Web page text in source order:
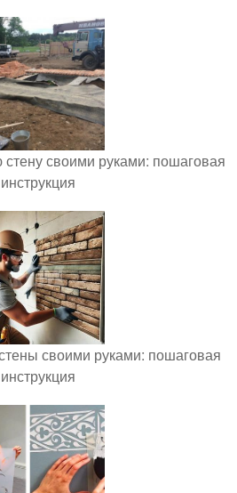
стену своими руками: пошаговая
инструкция
своими руками: пошаговая
инструкция